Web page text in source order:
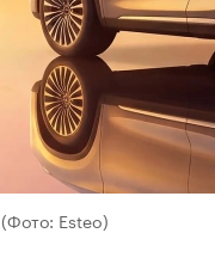
(Фото: Esteo)